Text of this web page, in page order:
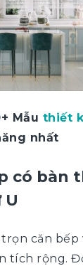
Mẫu thiết
nhất
có bàn
U
căn bếp
tích rộng.